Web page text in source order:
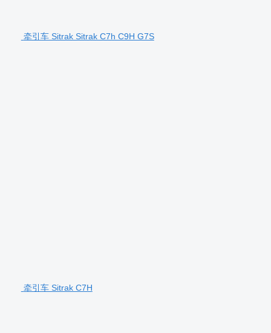
牵引车 Sitrak Sitrak C7h C9H G7S
牵引车 Sitrak C7H